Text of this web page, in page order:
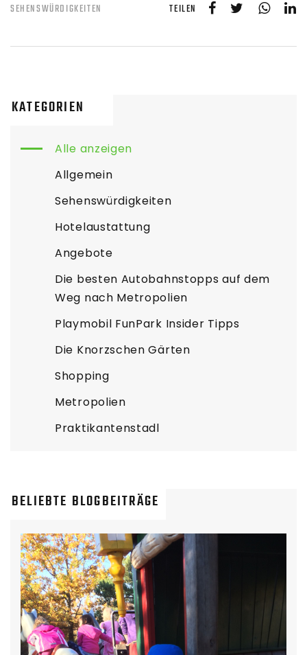
SEHENSWÜRDIGKEITEN TEILEN
KATEGORIEN
Alle anzeigen
Allgemein
Sehenswürdigkeiten
Hotelaustattung
Angebote
Die besten Autobahnstopps auf dem
Weg nach Metropolien
Playmobil FunPark Insider Tipps
Die Knorzschen Gärten
Shopping
Metropolien
Praktikantenstadl
BELIEBTE BLOGBEITRÄGE